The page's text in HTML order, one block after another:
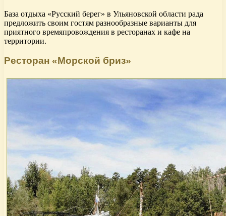
База отдыха «Русский берег» в Ульяновской области рада
предложить своим гостям разнообразные варианты для
приятного времяпровождения в ресторанах и кафе на
территории.
Ресторан «Морской бриз»